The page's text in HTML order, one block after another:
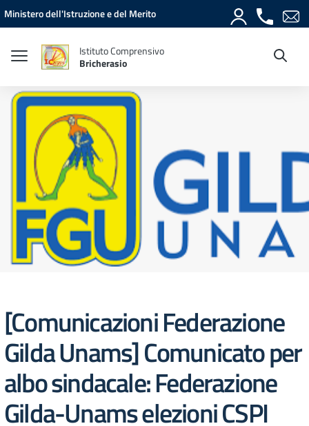
Vai ai contenuti
Vai al menu di navigazione
Vai al footer
Ministero dell'Istruzione e del Merito
Istituto Comprensivo
Bricherasio
[Comunicazioni Federazione
Gilda Unams] Comunicato per
albo sindacale: Federazione
Gilda-Unams elezioni CSPI